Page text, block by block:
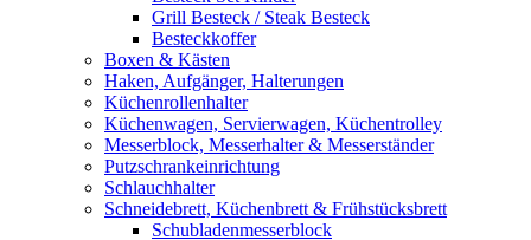
Grill Besteck / Steak Besteck
Besteckkoffer
Boxen & Kästen
Haken, Aufgänger, Halterungen
Küchenrollenhalter
Küchenwagen, Servierwagen, Küchentrolley
Messerblock, Messerhalter & Messerständer
Putzschrankeinrichtung
Schlauchhalter
Schneidebrett, Küchenbrett & Frühstücksbrett
Schubladenmesserblock